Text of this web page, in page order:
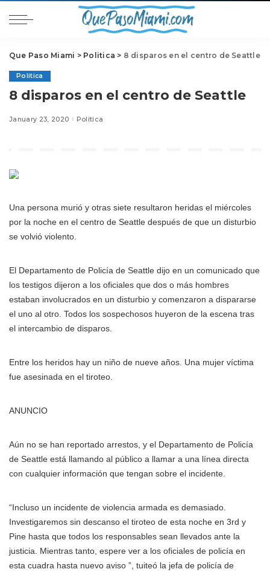
Que Paso Miami > Politica > 8 disparos en el centro de Seattle
Politica
8 disparos en el centro de Seattle
January 23, 2020 Politica
Una persona murió y otras siete resultaron heridas el miércoles
por la noche en el centro de Seattle después de que un disturbio
se volvió violento.
El Departamento de Policía de Seattle dijo en un comunicado que
los testigos dijeron a los oficiales que dos o más hombres
estaban involucrados en un disturbio y comenzaron a dispararse
el uno al otro. Todos los sospechosos huyeron de la escena tras
el intercambio de disparos.
Entre los heridos hay un niño de nueve años. Una mujer víctima
fue asesinada en el tiroteo.
ANUNCIO
Aún no se han reportado arrestos, y el Departamento de Policía
de Seattle está llamando al público a llamar a una línea directa
con cualquier información que tengan sobre el incidente.
“Incluso un incidente de violencia armada es demasiado.
Investigaremos sin descanso el tiroteo de esta noche en 3rd y
Pine hasta que todos los responsables sean llevados ante la
justicia. Mientras tanto, espere ver a los oficiales de policía en
esta cuadra hasta nuevo aviso ”, tuiteó la jefa de policía de